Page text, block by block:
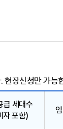
장신청만 가
급 세대수
자 포함)